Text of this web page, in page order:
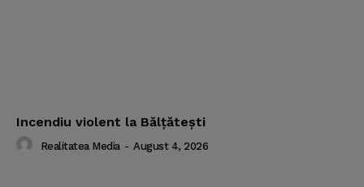
Incendiu violent la Bălţăteşti
Realitatea Media - August 4, 2026